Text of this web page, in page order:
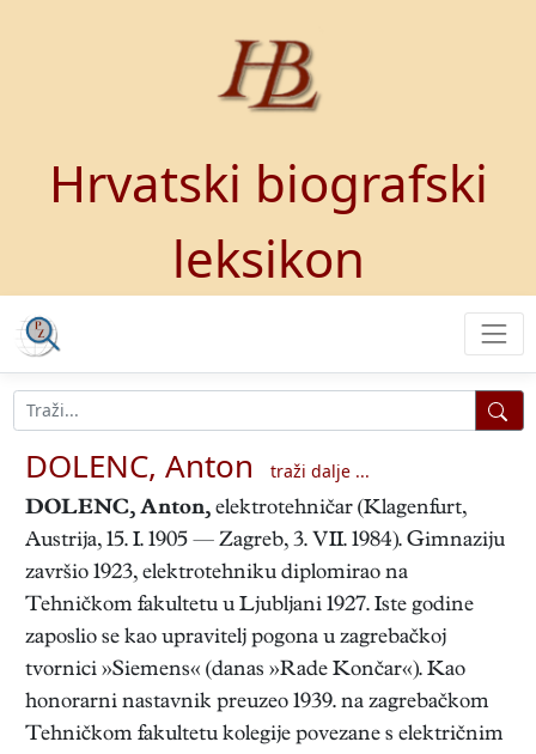
Hrvatski biografski
leksikon
DOLENC, Anton
traži dalje ...
DOLENC, Anton, elektrotehničar (Klagenfurt,
Austrija, 15. I. 1905 — Zagreb, 3. VII. 1984). Gimnaziju
završio 1923, elektrotehniku diplomirao na
Tehničkom fakultetu u Ljubljani 1927. Iste godine
zaposlio se kao upravitelj pogona u zagrebačkoj
tvornici »Siemens« (danas »Rade Končar«). Kao
honorarni nastavnik preuzeo 1939. na zagrebačkom
Tehničkom fakultetu kolegije povezane s električnim